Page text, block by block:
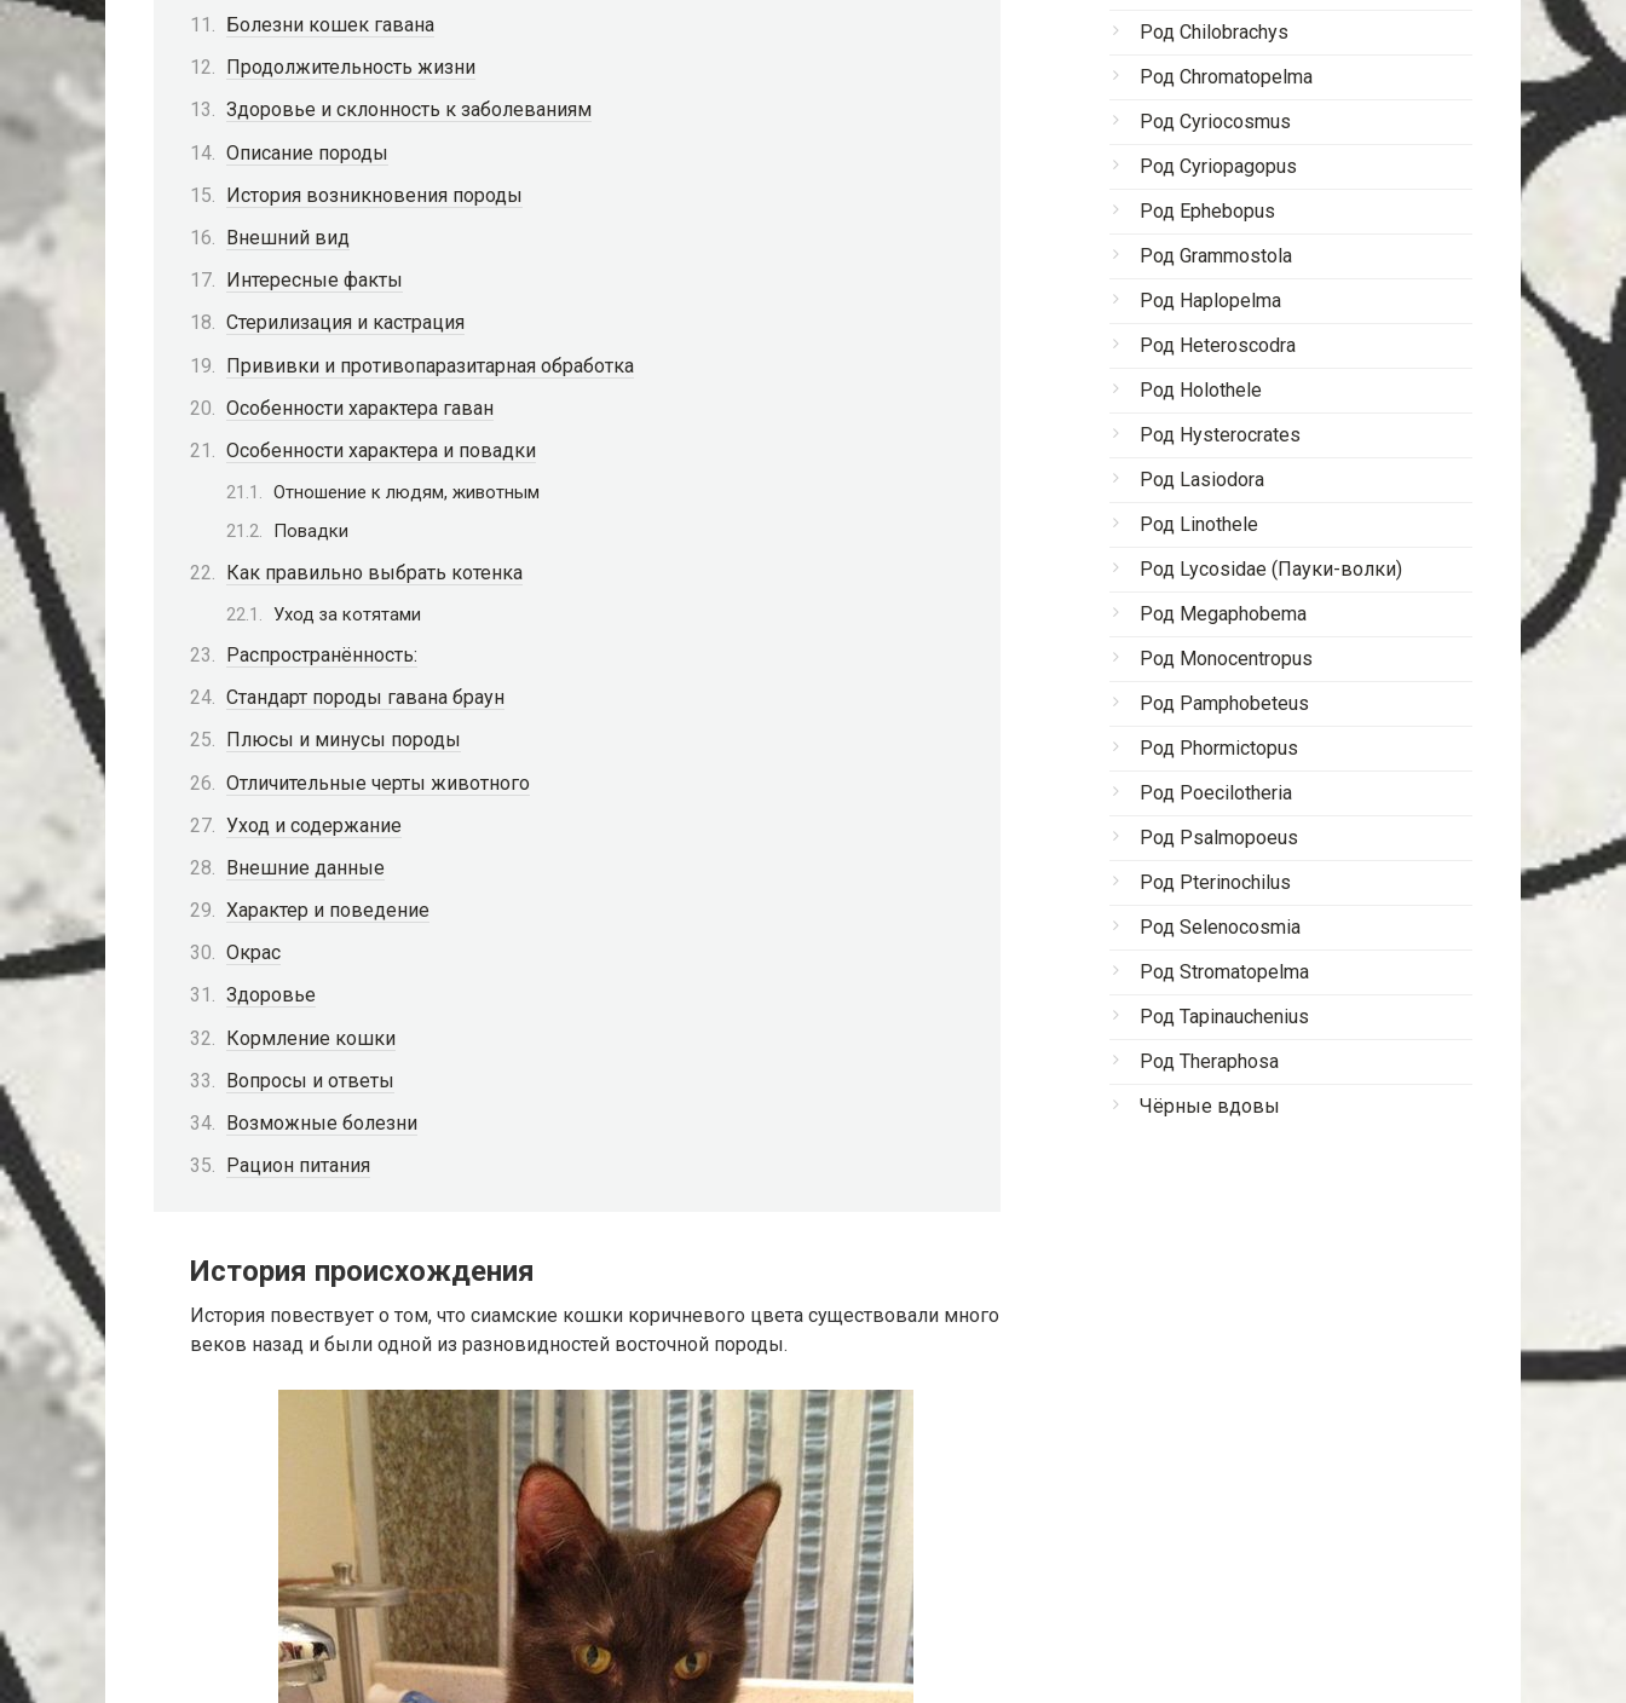
Болезни кошек гавана
Продолжительность жизни
Здоровье и склонность к заболеваниям
Описание породы
История возникновения породы
Внешний вид
Интересные факты
Стерилизация и кастрация
Прививки и противопаразитарная обработка
Особенности характера гаван
Особенности характера и повадки
Отношение к людям, животным
Повадки
Как правильно выбрать котенка
Уход за котятами
Распространённость:
Стандарт породы гавана браун
Плюсы и минусы породы
Отличительные черты животного
Уход и содержание
Внешние данные
Характер и поведение
Окрас
Здоровье
Кормление кошки
Вопросы и ответы
Возможные болезни
Рацион питания
История происхождения
История повествует о том, что сиамские кошки коричневого цвета существовали много
веков назад и были одной из разновидностей восточной породы.
Род Chilobrachys
Род Chromatopelma
Род Cyriocosmus
Род Cyriopagopus
Род Ephebopus
Род Grammostola
Род Haplopelma
Род Heteroscodra
Род Holothele
Род Hysterocrates
Род Lasiodora
Род Linothele
Род Lycosidae (Пауки-волки)
Род Megaphobema
Род Monocentropus
Род Pamphobeteus
Род Phormictopus
Род Poecilotheria
Род Psalmopoeus
Род Pterinochilus
Род Selenocosmia
Род Stromatopelma
Род Tapinauchenius
Род Theraphosa
Чёрные вдовы